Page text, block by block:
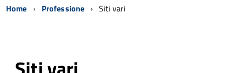
Home Professione Siti vari